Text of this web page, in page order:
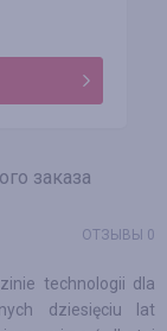
заказа
ОТЗЫВЫ 0
technologii dla
dziesięciu lat